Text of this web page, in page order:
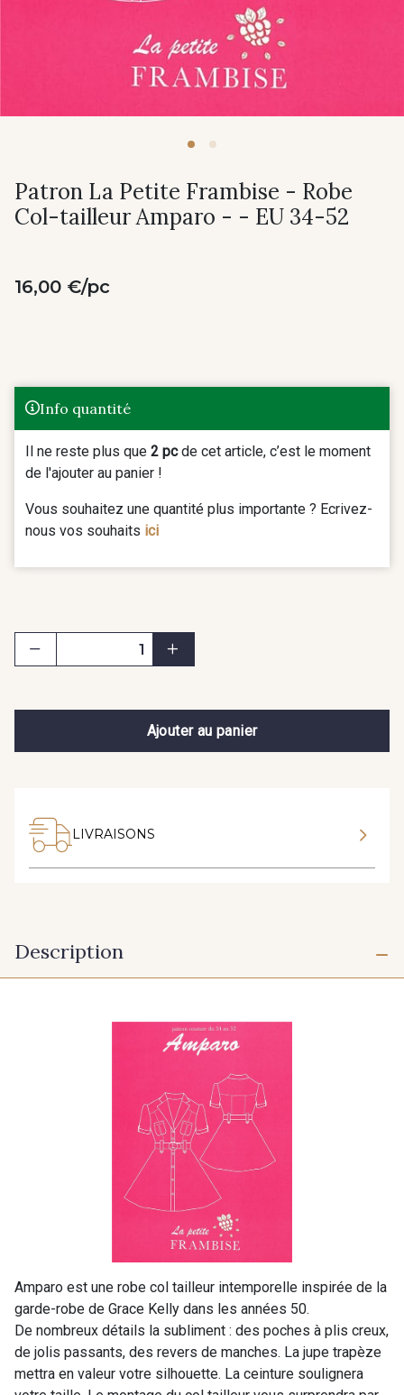
Patron La Petite Frambise - Robe
Col-tailleur Amparo - - EU 34-52
16,00 €/pc
Info quantité
Il ne reste plus que 2 pcde cet article, c’est le moment
de l'ajouter au panier !
Vous souhaitez une quantité plus importante ? Ecrivez-
nous vos souhaits ici
Ajouter au panier
LIVRAISONS
Description
Amparo est une robe col tailleur intemporelle inspirée de la
garde-robe de Grace Kelly dans les années 50.
De nombreux détails la subliment : des poches à plis creux,
de jolis passants, des revers de manches. La jupe trapèze
mettra en valeur votre silhouette. La ceinture soulignera